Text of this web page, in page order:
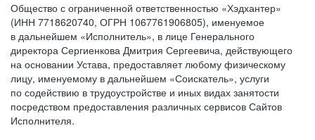
Общество с ограниченной ответственностью «Хэдхантер»
(ИНН 7718620740, ОГРН 1067761906805), именуемое
в дальнейшем «Исполнитель», в лице Генерального
директора Сергиенкова Дмитрия Сергеевича, действующего
на основании Устава, предоставляет любому физическому
лицу, именуемому в дальнейшем «Соискатель», услуги
по содействию в трудоустройстве и иных видах занятости
посредством предоставления различных сервисов Сайтов
Исполнителя.